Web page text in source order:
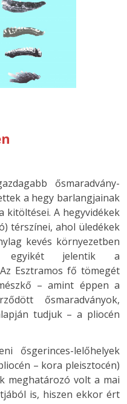
ősmaradvány-
a hegy barlangjainak
kitöltései. A hegyvidékek
térszínei, ahol üledékek
kevés környezetben
egyikét jelentik a
Esztramos fő tömegét
– amint éppen a
ősmaradványok,
tudjuk – a pliocén
ősgerinces-lelőhelyek
– kora pleisztocén)
meghatározó volt a mai
is, hiszen ekkor ért